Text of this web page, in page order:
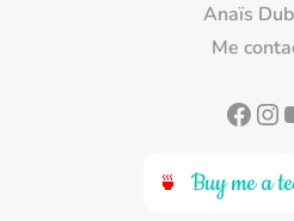
Anaïs
Me
Facebook